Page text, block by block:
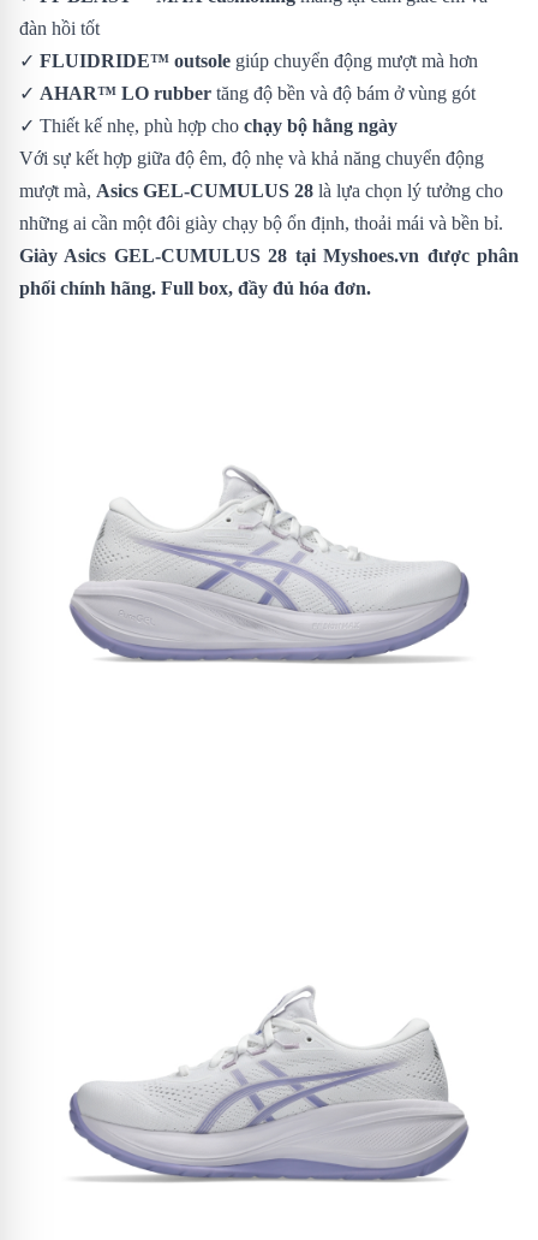
đàn hồi tốt
✓ FLUIDRIDE™ outsole giúp chuyển động mượt mà hơn
✓ AHAR™ LO rubber tăng độ bền và độ bám ở vùng gót
✓ Thiết kế nhẹ, phù hợp cho chạy bộ hằng ngày
Với sự kết hợp giữa độ êm, độ nhẹ và khả năng chuyển động
mượt mà, Asics GEL-CUMULUS 28 là lựa chọn lý tưởng cho
những ai cần một đôi giày chạy bộ ổn định, thoải mái và bền bỉ.
Giày Asics GEL-CUMULUS 28 tại Myshoes.vn được phân
phối chính hãng. Full box, đầy đủ hóa đơn.